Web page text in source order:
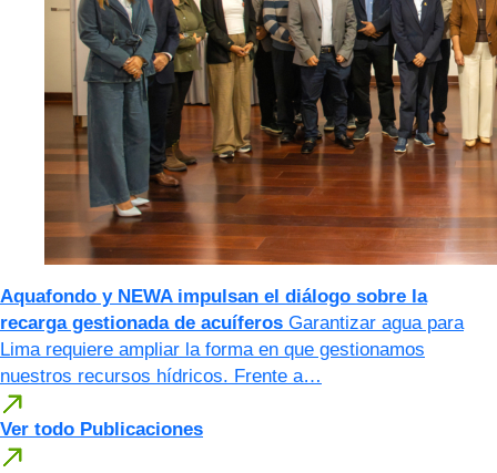
Aquafondo y NEWA impulsan el diálogo sobre la
recarga gestionada de acuíferos Garantizar agua para
Lima requiere ampliar la forma en que gestionamos
nuestros recursos hídricos. Frente a…
Ver todo Publicaciones